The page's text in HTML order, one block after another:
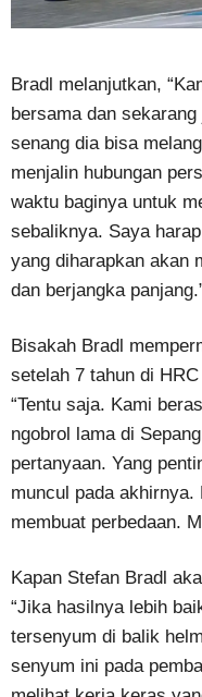
Bradl melanjutkan,
bersama dan
senang dia bisa
menjalin hubungan
waktu baginya untuk
sebaliknya. Saya
yang diharapkan akan
dan berjangka
Bisakah Bradl
setelah 7 tahun di
“Tentu saja. Kami
ngobrol lama di
pertanyaan. Yang
muncul pada
membuat perbedaan.
Kapan Stefan Bradl
“Jika hasilnya lebih
tersenyum di balik
senyum ini pada